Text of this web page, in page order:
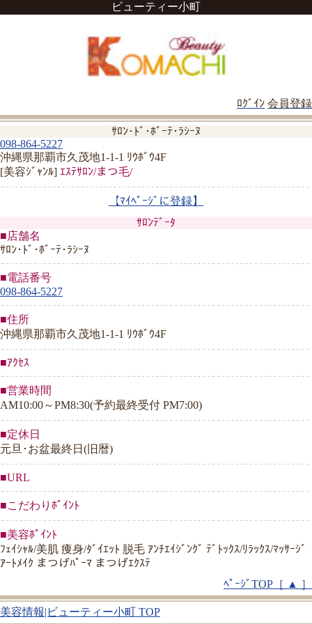
ビューティー小町
ﾛｸﾞｲﾝ 会員登録
ｻﾛﾝ･ﾄﾞ･ﾎﾞｰﾃ･ﾗｼｰﾇ
098-864-5227
沖縄県那覇市久茂地1-1-1 ﾘｳﾎﾞｳ4F
[美容ｼﾞｬﾝﾙ] ｴｽﾃｻﾛﾝ/まつ毛/
【ﾏｲﾍﾟｰｼﾞに登録】
ｻﾛﾝﾃﾞｰﾀ
■店舗名
ｻﾛﾝ･ﾄﾞ･ﾎﾞｰﾃ･ﾗｼｰﾇ
■電話番号
098-864-5227
■住所
沖縄県那覇市久茂地1-1-1 ﾘｳﾎﾞｳ4F
■ｱｸｾｽ
■営業時間
AM10:00～PM8:30(予約最終受付 PM7:00)
■定休日
元旦･お盆最終日(旧暦)
■URL
■こだわりﾎﾟｲﾝﾄ
■美容ﾎﾟｲﾝﾄ
ﾌｪｲｼｬﾙ/美肌 痩身/ﾀﾞｲｴｯﾄ 脱毛 ｱﾝﾁｴｲｼﾞﾝｸﾞ ﾃﾞﾄｯｸｽ/ﾘﾗｯｸｽ/ﾏｯｻｰｼﾞ
ｱｰﾄﾒｲｸ まつげﾊﾟｰﾏ まつげｴｸｽﾃ
ﾍﾟｰｼﾞTOP［ ▲ ］
美容情報|ビューティー小町 TOP